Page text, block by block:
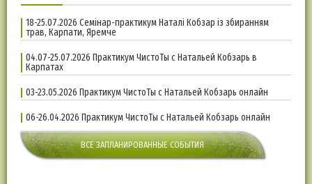
18-25.07.2026 Семінар-практикум Наталі Кобзар із збиранням
трав, Карпати, Яремче
04.07-25.07.2026 Практикум ЧистоТы с Натальей Кобзарь в
Карпатах
03-23.05.2026 Практикум ЧистоТы с Натальей Кобзарь онлайн
06-26.04.2026 Практикум ЧистоТы с Натальей Кобзарь онлайн
ВСЕ ЗАПЛАНИРОВАННЫЕ СОБЫТИЯ